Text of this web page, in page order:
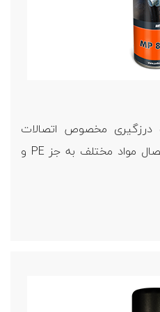
مخصوص اتصالات
ساختمانی می‌باشد و برای اتصال مواد مختلف به جز PE و